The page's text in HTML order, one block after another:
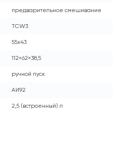
предварительное смешивание
TСW3
55х43
112×62×38,5
ручной пуск
АИ92
2,5 (встроенный) л